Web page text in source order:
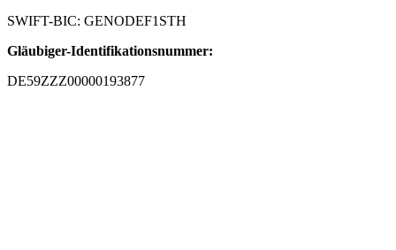
SWIFT-BIC: GENODEF1STH
Gläubiger-Identifikationsnummer:
DE59ZZZ00000193877